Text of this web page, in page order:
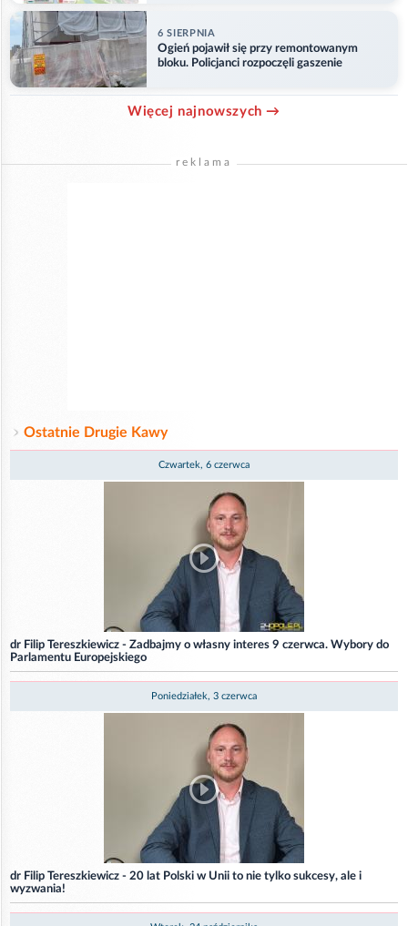
6 SIERPNIA
Ogień pojawił się przy remontowanym
bloku. Policjanci rozpoczęli gaszenie
Więcej najnowszych →
reklama
Ostatnie Drugie Kawy
Czwartek, 6 czerwca
dr Filip Tereszkiewicz - Zadbajmy o własny interes 9 czerwca. Wybory do
Parlamentu Europejskiego
Poniedziałek, 3 czerwca
dr Filip Tereszkiewicz - 20 lat Polski w Unii to nie tylko sukcesy, ale i
wyzwania!